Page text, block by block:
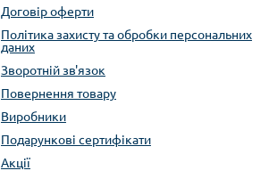
Договір оферти
Політика захисту та обробки персональних
даних
Зворотній зв'язок
Повернення товару
Виробники
Подарункові сертифікати
Акції